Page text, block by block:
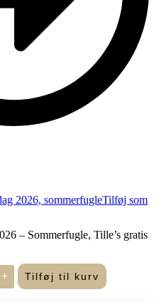
Tilføj som
– Sommerfugle, Tille’s gratis
+ Tilføj til kurv